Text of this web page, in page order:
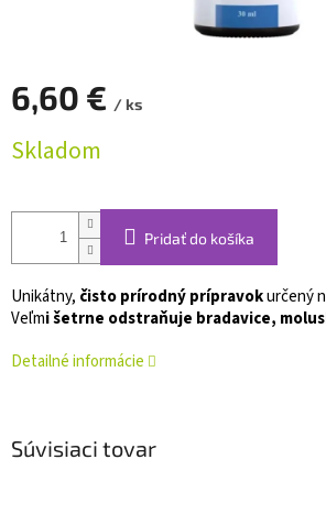
6,60 € / ks
cena:
Skladom
Pridať do košíka
Unikátny, čisto prírodný prípravokurčený
Veľmi šetrne odstraňuje bradavice,
Detailné informácie
Súvisiaci tovar